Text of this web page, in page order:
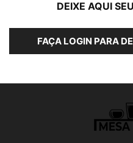
DEIXE AQUI
FAÇA LOGIN PARA